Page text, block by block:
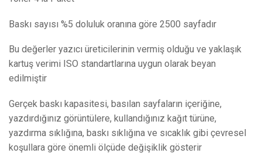
Baskı sayısı %5 doluluk oranına göre 2500 sayfadır
Bu değerler yazıcı üreticilerinin vermiş olduğu ve yaklaşık
kartuş verimi ISO standartlarına uygun olarak beyan
edilmiştir
Gerçek baskı kapasitesi, basılan sayfaların içeriğine,
yazdırdığınız görüntülere, kullandığınız kağıt türüne,
yazdırma sıklığına, baskı sıklığına ve sıcaklık gibi çevresel
koşullara göre önemli ölçüde değişiklik gösterir